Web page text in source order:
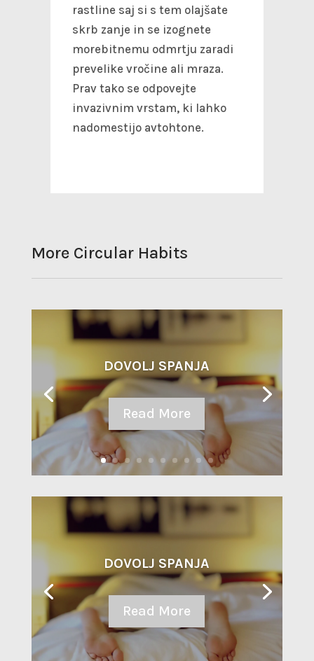
rastline saj si s tem olajšate
skrb zanje in se izognete
morebitnemu odmrtju zaradi
prevelike vročine ali mraza.
Prav tako se odpovejte
invazivnim vrstam, ki lahko
nadomestijo avtohtone.
More Circular Habits
DOVOLJ SPANJA
Read More
DOVOLJ SPANJA
Read More